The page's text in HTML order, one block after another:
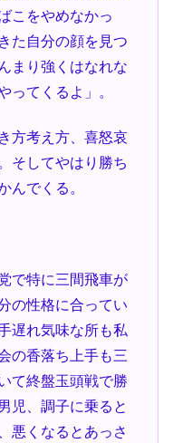
こをやめなかっ
た自分の顔を見つ
まり強くはなれな
ってくるよ」。
方考え方、喜怒哀
そしてやはり勝ち
んでくる。
で特に三間飛車が
の性格に合ってい
遅れ気味な所も私
の香落ち上手も三
て終盤玉頭戦で勝
児、調子に乗ると
悪くなるとあっさ